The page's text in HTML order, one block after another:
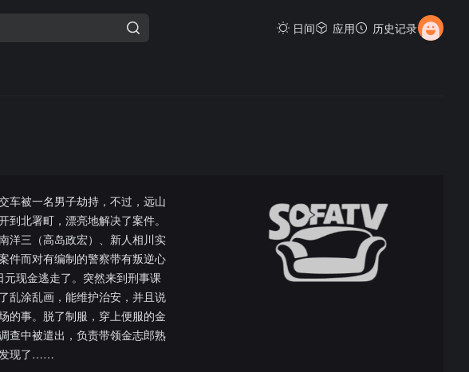
日间 应用 历史记录
车被一名男子劫持，不过，远山
北署町，漂亮地解决了案件。
洋三（高岛政宏）、新人相川实
件而对有编制的警察带有叛逆心
现金逃走了。突然来到刑事课
乱涂乱画，能维护治安，并且说
的事。脱了制服，穿上便服的金
查中被遣出，负责带领金志郎熟
发现了……